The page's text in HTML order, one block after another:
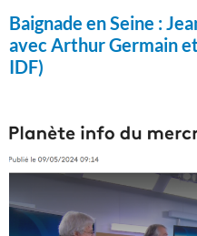
Baignade en Seine :
avec Arthur Germain
IDF)